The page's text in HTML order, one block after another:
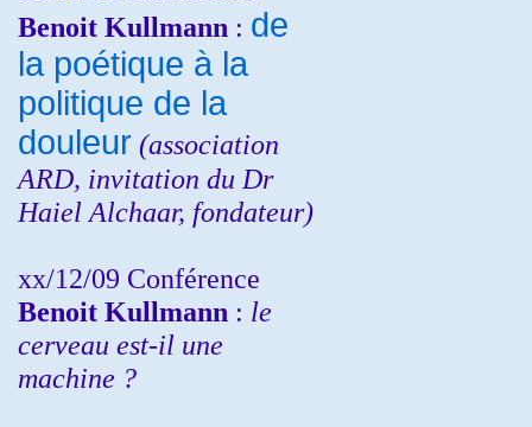
Benoit Kullmann : de
la poétique à la
politique de la
douleur (association
ARD, invitation du Dr
Haiel Alchaar, fondateur)
xx/12/09 Conférence
Benoit Kullmann : le
cerveau est-il une
machine ?